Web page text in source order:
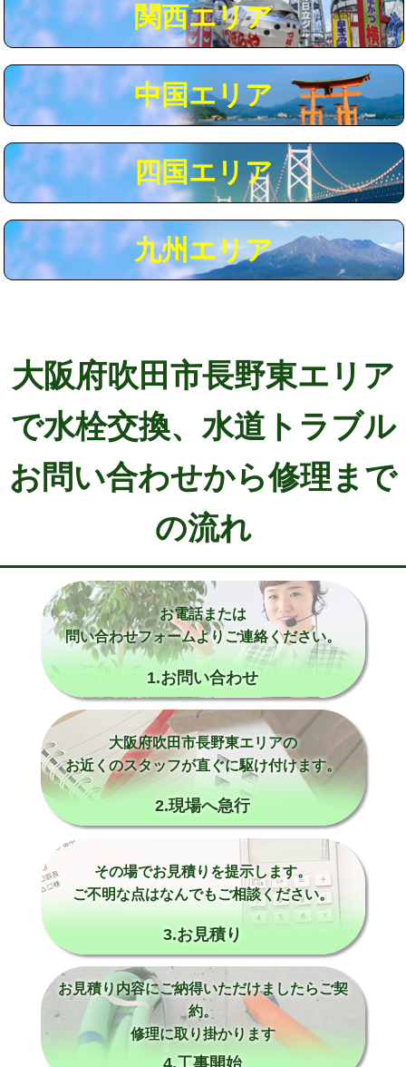
モルタル補修（厚さ10㎝超え） 38,500円
追加人工 16,500円
現場見積
※給水管工事は20mmまでの価格です。
関西エリア
中国エリア
四国エリア
九州エリア
大阪府吹田市長野東エリア
で水栓交換、水道トラブル
お問い合わせから修理まで
の流れ
お電話または
問い合わせフォームよりご連絡ください。
1.お問い合わせ
大阪府吹田市長野東エリアの
お近くのスタッフが直ぐに駆け付けます。
2.現場へ急行
その場でお見積りを提示します。
ご不明な点はなんでもご相談ください。
3.お見積り
お見積り内容にご納得いただけましたらご契
約。
修理に取り掛かります
4.工事開始